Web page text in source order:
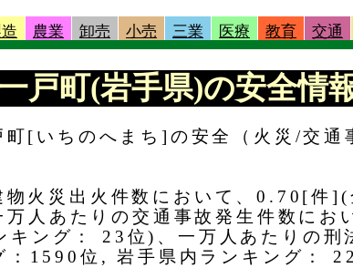
農業 卸売 小売 三業 医療 教育 交通
戸町(岩手県)の安全情
町[いちのへまち]の安全（火災/交通
物火災出火件数において、0.70[件
人あたりの交通事故発生件数に
ング： 23位)、一万人あたりの刑
1590位, 岩手県内ランキング：